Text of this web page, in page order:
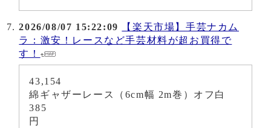
2026/08/07 15:22:09
【楽天市場】手芸ナカム
ラ：激安！レースなど手芸材料が超お買得で
す！
43,154
綿ギャザーレース（6cm幅 2m巻）オフ白
385
円